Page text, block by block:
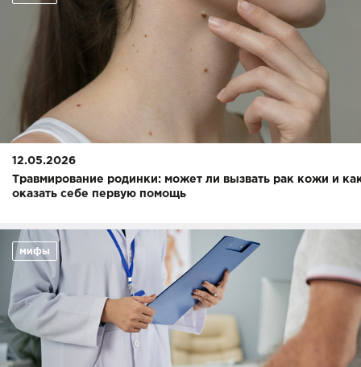
12.05.2026
Травмирование родинки: может ли вызвать рак кожи и
оказать себе первую помощь
мифы